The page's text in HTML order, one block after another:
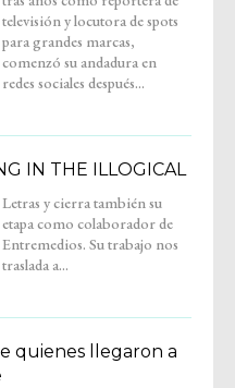
redes sociales después...
IN THE ILLOGICAL
traslada a...
quienes llegaron a